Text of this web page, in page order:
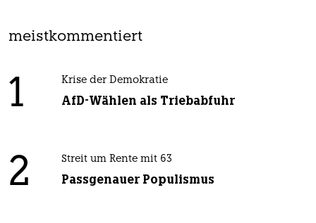
meistkommentiert
1 Krise der Demokratie
AfD-Wählen als Triebabfuhr
2 Streit um Rente mit 63
Passgenauer Populismus